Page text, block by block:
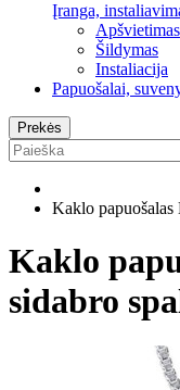
Įranga,
Apšvietimas
Šildymas
Instaliacija
Papuošalai,
Prekės
Kaklo
Kaklo
sidabro